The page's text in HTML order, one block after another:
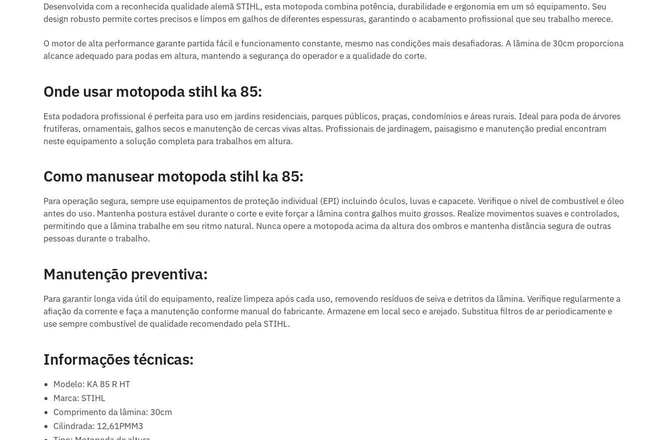
Desenvolvida com a reconhecida qualidade alemã STIHL, esta motopoda combina potência, durabilidade e ergonomia em um só equipamento. Seu
design robusto permite cortes precisos e limpos em galhos de diferentes espessuras, garantindo o acabamento profissional que seu trabalho merece.
O motor de alta performance garante partida fácil e funcionamento constante, mesmo nas condições mais desafiadoras. A lâmina de 30cm proporciona
alcance adequado para podas em altura, mantendo a segurança do operador e a qualidade do corte.
Onde usar motopoda stihl ka 85:
Esta podadora profissional é perfeita para uso em jardins residenciais, parques públicos, praças, condomínios e áreas rurais. Ideal para poda de árvores
frutíferas, ornamentais, galhos secos e manutenção de cercas vivas altas. Profissionais de jardinagem, paisagismo e manutenção predial encontram
neste equipamento a solução completa para trabalhos em altura.
Como manusear motopoda stihl ka 85:
Para operação segura, sempre use equipamentos de proteção individual (EPI) incluindo óculos, luvas e capacete. Verifique o nível de combustível e óleo
antes do uso. Mantenha postura estável durante o corte e evite forçar a lâmina contra galhos muito grossos. Realize movimentos suaves e controlados,
permitindo que a lâmina trabalhe em seu ritmo natural. Nunca opere a motopoda acima da altura dos ombros e mantenha distância segura de outras
pessoas durante o trabalho.
Manutenção preventiva:
Para garantir longa vida útil do equipamento, realize limpeza após cada uso, removendo resíduos de seiva e detritos da lâmina. Verifique regularmente a
afiação da corrente e faça a manutenção conforme manual do fabricante. Armazene em local seco e arejado. Substitua filtros de ar periodicamente e
use sempre combustível de qualidade recomendado pela STIHL.
Informações técnicas:
Modelo: KA 85 R HT
Marca: STIHL
Comprimento da lâmina: 30cm
Cilindrada: 12,61PMM3